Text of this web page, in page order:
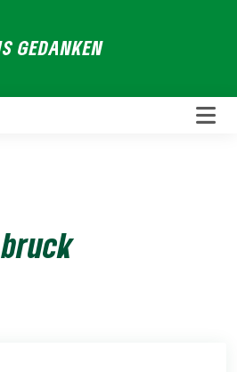
GEDANKEN
bruck